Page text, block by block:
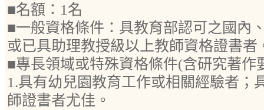
■名額：1名
■一般資格條件：具教育部認可之國內
或已具助理教授級以上教師資格證書者
■專長領域或特殊資格條件(含研究著作
1.具有幼兒園教育工作或相關經驗者；
師證書者尤佳。